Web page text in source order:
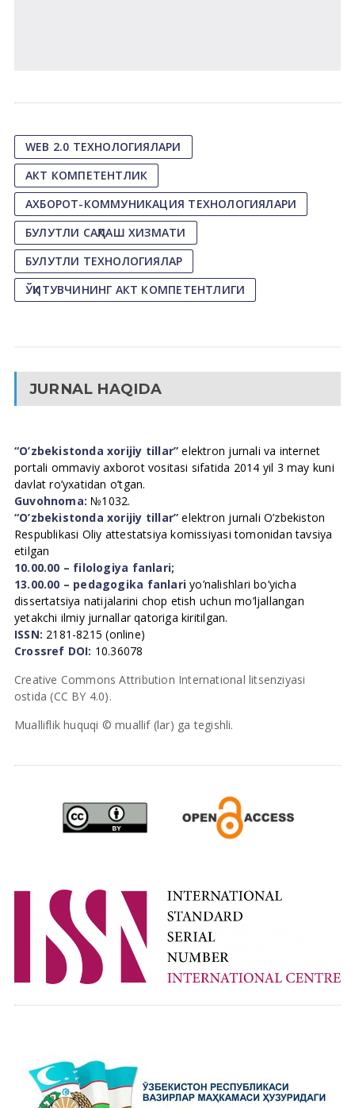
WEB 2.0 ТЕХНОЛОГИЯЛАРИ
АКТ КОМПЕТЕНТЛИК
АХБОРОТ-КОММУНИКАЦИЯ ТЕХНОЛОГИЯЛАРИ
БУЛУТЛИ САҚЛАШ ХИЗМАТИ
БУЛУТЛИ ТЕХНОЛОГИЯЛАР
ЎҚИТУВЧИНИНГ АКТ КОМПЕТЕНТЛИГИ
JURNAL HAQIDA
“O’zbekistonda xorijiy tillar” elektron jurnali va internet
portali ommaviy axborot vositasi sifatida 2014 yil 3 may kuni
davlat ro’yxatidan o’tgan.
Guvohnoma: №1032.
“O’zbekistonda xorijiy tillar” elektron jurnali O’zbekiston
Respublikasi Oliy attestatsiya komissiyasi tomonidan tavsiya
etilgan
10.00.00 – filologiya fanlari;
13.00.00 – pedagogika fanlari yo’nalishlari bo’yicha
dissertatsiya natijalarini chop etish uchun mo’ljallangan
yetakchi ilmiy jurnallar qatoriga kiritilgan.
ISSN: 2181-8215 (online)
Crossref DOI: 10.36078
Creative Commons Attribution International litsenziyasi
ostida (CC BY 4.0).
Mualliflik huquqi © muallif (lar) ga tegishli.